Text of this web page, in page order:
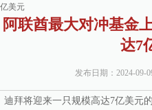
亿美元
阿联酋最大对冲基金
达7
发布日期：2024-09-
迪拜将迎来一只规模高达7亿美元